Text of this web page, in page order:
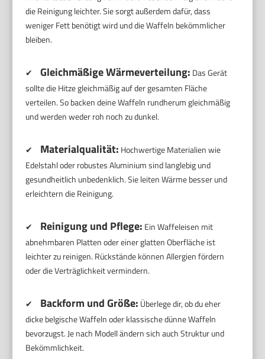
die Reinigung leichter. Sie sorgt außerdem dafür, dass
weniger Fett benötigt wird und die Waffeln bekömmlicher
bleiben.
✔ Gleichmäßige Wärmeverteilung: Das Gerät
sollte die Hitze gleichmäßig auf der gesamten Fläche
verteilen. So backen deine Waffeln rundherum gleichmäßig
und werden weder roh noch zu dunkel.
✔ Materialqualität: Hochwertige Materialien wie
Edelstahl oder robustes Aluminium sind langlebig und
gesundheitlich unbedenklich. Sie leiten Wärme besser und
erleichtern die Reinigung.
✔ Reinigung und Pflege: Ein Waffeleisen mit
abnehmbaren Platten oder einer glatten Oberfläche ist
leichter zu reinigen. Rückstände können Allergien fördern
oder die Verträglichkeit vermindern.
✔ Backform und Größe: Überlege dir, ob du eher
dicke belgische Waffeln oder klassische dünne Waffeln
bevorzugst. Je nach Modell ändern sich auch Struktur und
Bekömmlichkeit.